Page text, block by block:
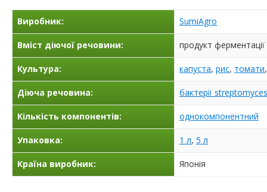
Виробник: SumiAgro
Вміст діючої речовини: продукт
Культура: капуста, рис, томати
Діюча речовина: бактерії
Кількість компонентів: однокомпонентний
Упаковка: 1 л, 5 л
Країна виробник: Японія